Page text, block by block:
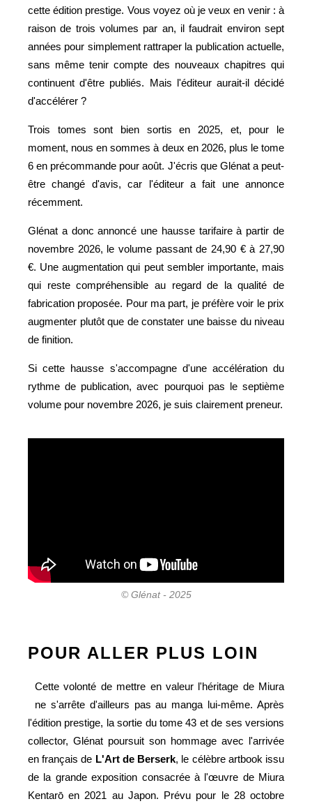
cette édition prestige. Vous voyez où je veux en venir : à
raison de trois volumes par an, il faudrait environ sept
années pour simplement rattraper la publication actuelle,
sans même tenir compte des nouveaux chapitres qui
continuent d'être publiés. Mais l'éditeur aurait-il décidé
d'accélérer ?
Trois tomes sont bien sortis en 2025, et, pour le
moment, nous en sommes à deux en 2026, plus le tome
6 en précommande pour août. J'écris que Glénat a peut-
être changé d'avis, car l'éditeur a fait une annonce
récemment.
Glénat a donc annoncé une hausse tarifaire à partir de
novembre 2026, le volume passant de 24,90 € à 27,90
€. Une augmentation qui peut sembler importante, mais
qui reste compréhensible au regard de la qualité de
fabrication proposée. Pour ma part, je préfère voir le prix
augmenter plutôt que de constater une baisse du niveau
de finition.
Si cette hausse s'accompagne d'une accélération du
rythme de publication, avec pourquoi pas le septième
volume pour novembre 2026, je suis clairement preneur.
© Glénat - 2025
POUR ALLER PLUS LOIN
Cette volonté de mettre en valeur l'héritage de Miura
ne s'arrête d'ailleurs pas au manga lui-même. Après
l'édition prestige, la sortie du tome 43 et de ses versions
collector, Glénat poursuit son hommage avec l'arrivée
en français de L'Art de Berserk, le célèbre artbook issu
de la grande exposition consacrée à l'œuvre de Miura
Kentarō en 2021 au Japon. Prévu pour le 28 octobre